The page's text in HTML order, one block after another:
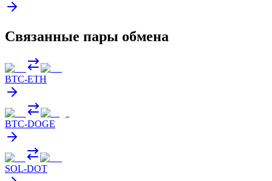
Связанные пары обмена
BTC-ETH
BTC-DOGE
SOL-DOT